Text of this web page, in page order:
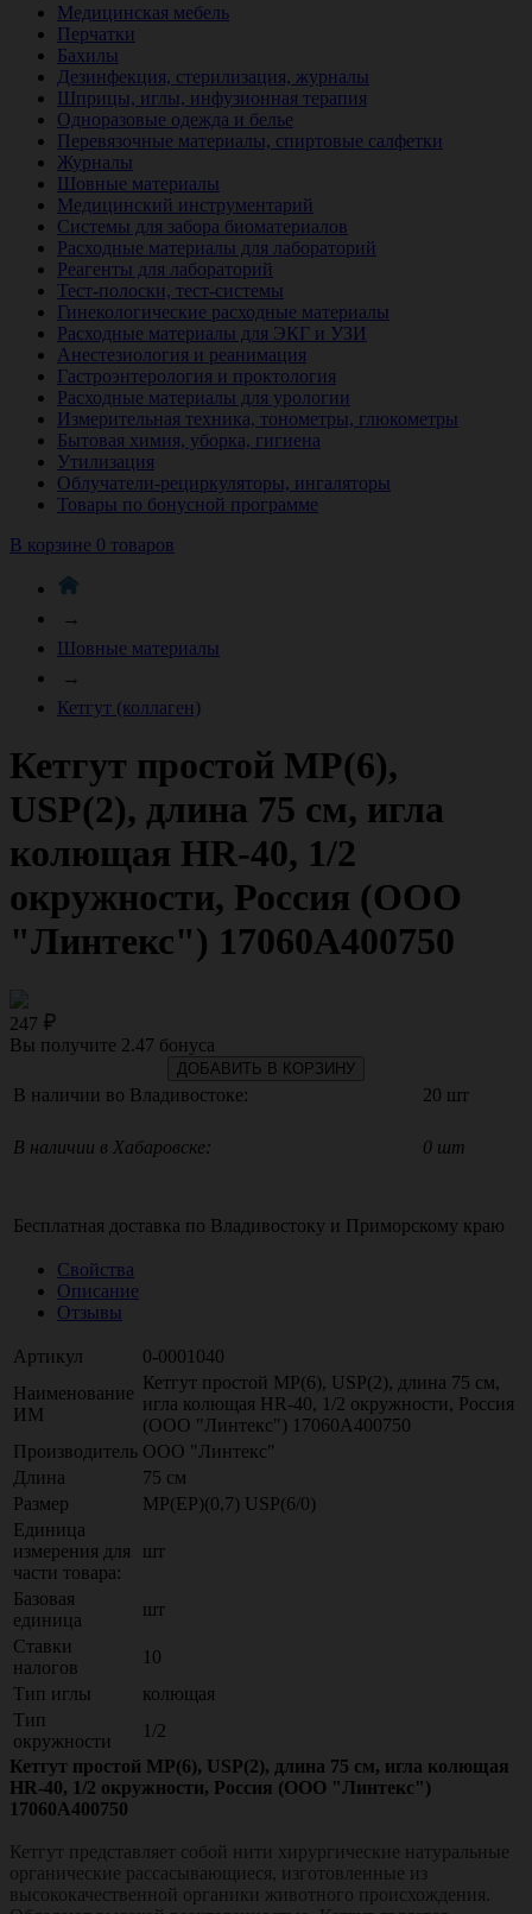
Медицинская мебель
Перчатки
Бахилы
Дезинфекция, стерилизация, журналы
Шприцы, иглы, инфузионная терапия
Одноразовые одежда и белье
Перевязочные материалы, спиртовые салфетки
Журналы
Шовные материалы
Медицинский инструментарий
Системы для забора биоматериалов
Расходные материалы для лабораторий
Реагенты для лабораторий
Тест-полоски, тест-системы
Гинекологические расходные материалы
Расходные материалы для ЭКГ и УЗИ
Анестезиология и реанимация
Гастроэнтерология и проктология
Расходные материалы для урологии
Измерительная техника, тонометры, глюкометры
Бытовая химия, уборка, гигиена
Утилизация
Облучатели-рециркуляторы, ингаляторы
Товары по бонусной программе
В корзине 0 товаров
→
Шовные материалы
→
Кетгут (коллаген)
Кетгут простой МР(6),
USР(2), длина 75 см, игла
колющая HR-40, 1/2
окружности, Россия (ООО
"Линтекс") 17060A400750
247
Вы получите 2.47 бонуса
ДОБАВИТЬ В КОРЗИНУ
В наличии во Владивостоке: 20 шт
В наличии в Хабаровске: 0 шт
Бесплатная доставка по Владивостоку и Приморскому краю
Свойства
Описание
Отзывы
Артикул
0-0001040
Наименование
ИМ
Кетгут простой МР(6), USР(2), длина 75 см,
игла колющая HR-40, 1/2 окружности, Россия
(ООО "Линтекс") 17060A400750
Производитель ООО "Линтекс"
Длина
75 см
Размер
МР(EP)(0,7) USP(6/0)
Единица
измерения для
части товара:
шт
Базовая
единица
шт
Ставки
налогов
10
Тип иглы
колющая
Тип
окружности
1/2
Кетгут простой МР(6), USР(2), длина 75 см, игла колющая
HR-40, 1/2 окружности, Россия (ООО "Линтекс")
17060A400750
Кетгут представляет собой нити хирургические натуральные
органические рассасывающиеся, изготовленные из
высококачественной органики животного происхождения.